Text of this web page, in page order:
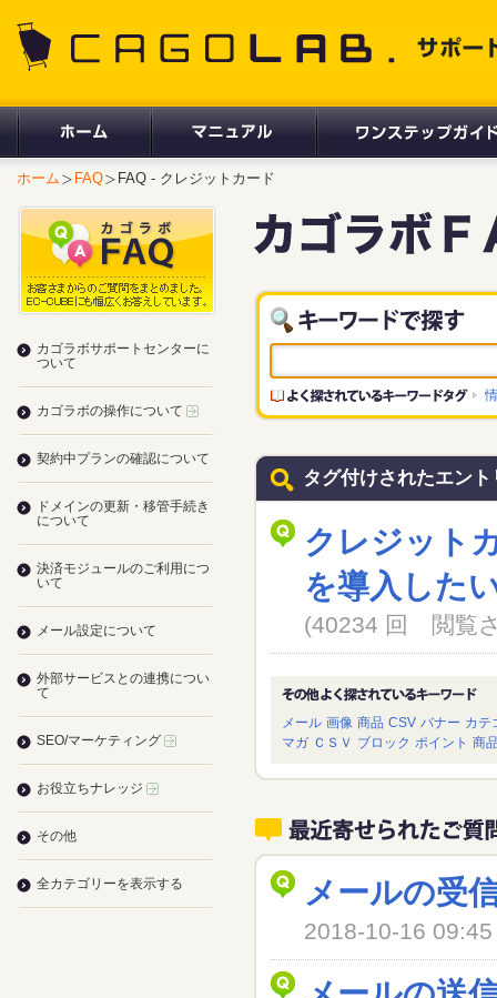
ホーム FAQ FAQ - クレジットカード
タグ付けされたエント
クレジット
を導入した
(40234 回 閲覧
メール 画像 商品 CSV バナー カテ
マガ ＣＳＶ ブロック ポイント 商
メールの受
2018-10-16
カゴラボサポートセンターに
ついて
カゴラボの操作について
契約中プランの確認について
ドメインの更新・移管手続き
について
決済モジュールのご利用につ
いて
メール設定について
外部サービスとの連携につい
て
SEO/マーケティング
お役立ちナレッジ
その他
全カテゴリーを表示する